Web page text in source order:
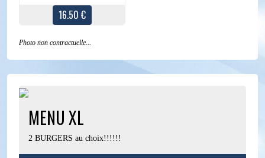
16.50 €
Photo non contractuelle...
MENU XL
2 BURGERS au choix!!!!!!